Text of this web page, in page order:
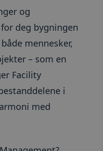
og
deg bygningen
mennesker,
– som en
Facility
i
med